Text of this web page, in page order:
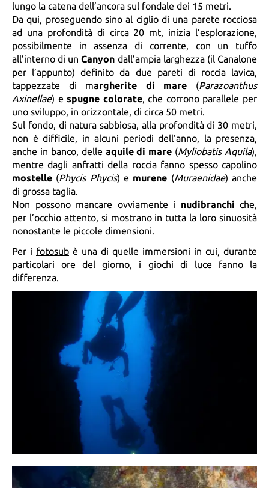
lungo la catena dell’ancora sul fondale dei 15 metri.
Da qui, proseguendo sino al ciglio di una parete rocciosa
ad una profondità di circa 20 mt, inizia l’esplorazione,
possibilmente in assenza di corrente, con un tuffo
all’interno di unCanyon dall’ampia larghezza (il Canalone
per l’appunto) definito da due pareti di roccia lavica,
tappezzate di margherite di mare (Parazoanthus
Axinellae) espugne colorate, che corrono parallele per
uno sviluppo, in orizzontale, di circa 50 metri.
Sul fondo, di natura sabbiosa, alla profondità di 30 metri,
non è difficile, in alcuni periodi dell’anno, la presenza,
anche in banco, delle aquile di mare (Myliobatis Aquila),
mentre dagli anfratti della roccia fanno spesso capolino
mostelle (Phycis Phycis) e murene (Muraenidae) anche
di grossa taglia.
Non possono mancare ovviamente i nudibranchi che,
per l’occhio attento, si mostrano in tutta la loro sinuosità
nonostante le piccole dimensioni.
Per i fotosub è una di quelle immersioni in cui, durante
particolari ore del giorno, i giochi di luce fanno la
differenza.